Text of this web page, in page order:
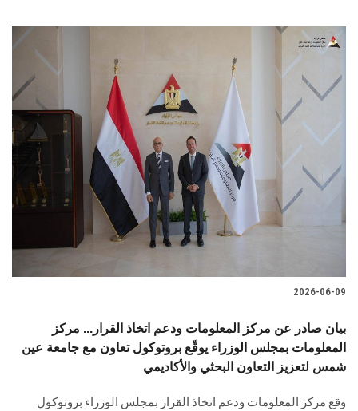
2026-06-09
بيان صادر عن مركز المعلومات ودعم اتخاذ القرار... مركز
المعلومات بمجلس الوزراء يوقّع بروتوكول تعاون مع جامعة عين
شمس لتعزيز التعاون البحثي والأكاديمي
وقع مركز المعلومات ودعم اتخاذ القرار بمجلس الوزراء بروتوكول